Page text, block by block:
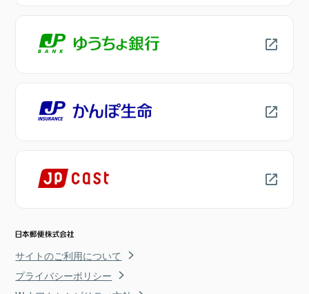
サイトのご利用について
プライバシーポリシー